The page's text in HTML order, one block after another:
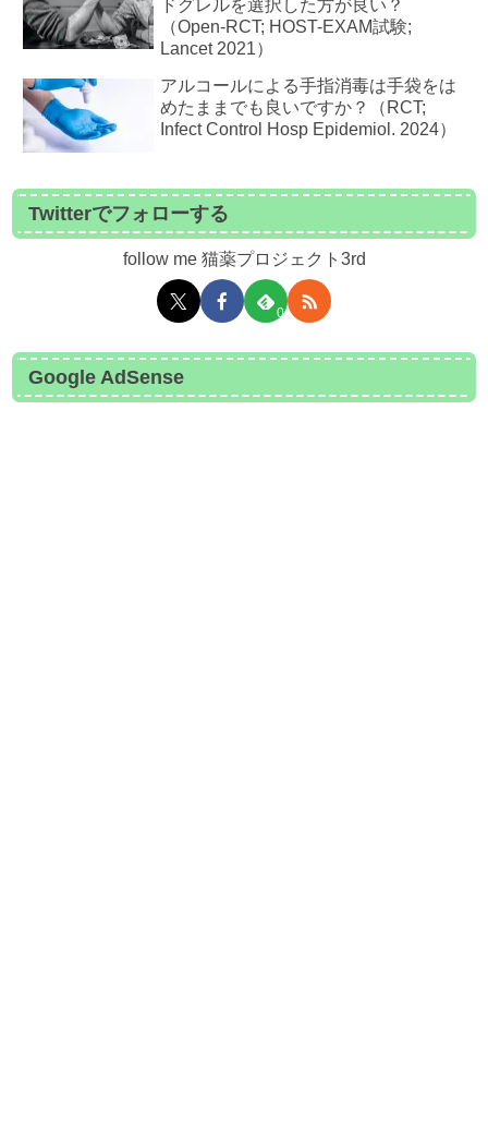
ドグレルを選択した方が良い？
（Open-RCT; HOST-EXAM試験;
Lancet 2021）
アルコールによる手指消毒は手袋をは
めたままでも良いですか？（RCT;
Infect Control Hosp Epidemiol. 2024）
Twitterでフォローする
follow me 猫薬プロジェクト3rd
0
Google AdSense